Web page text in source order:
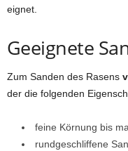
eignet.
Geeignete
Zum Sanden des Rasens
der die folgenden
feine Körnung bis
rundgeschliffene